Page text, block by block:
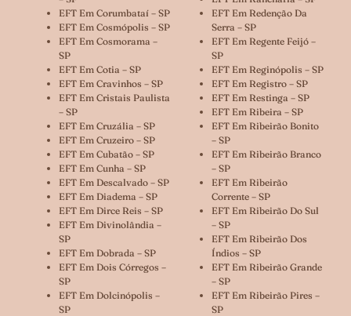
EFT Em Corumbataí – SP
EFT Em Cosmópolis – SP
EFT Em Cosmorama –
SP
EFT Em Cotia – SP
EFT Em Cravinhos – SP
EFT Em Cristais Paulista
– SP
EFT Em Cruzália – SP
EFT Em Cruzeiro – SP
EFT Em Cubatão – SP
EFT Em Cunha – SP
EFT Em Descalvado – SP
EFT Em Diadema – SP
EFT Em Dirce Reis – SP
EFT Em Divinolândia –
SP
EFT Em Dobrada – SP
EFT Em Dois Córregos –
SP
EFT Em Dolcinópolis –
SP
EFT Em Redenção Da
Serra – SP
EFT Em Regente Feijó –
SP
EFT Em Reginópolis – SP
EFT Em Registro – SP
EFT Em Restinga – SP
EFT Em Ribeira – SP
EFT Em Ribeirão Bonito
– SP
EFT Em Ribeirão Branco
– SP
EFT Em Ribeirão
Corrente – SP
EFT Em Ribeirão Do Sul
– SP
EFT Em Ribeirão Dos
Índios – SP
EFT Em Ribeirão Grande
– SP
EFT Em Ribeirão Pires –
SP